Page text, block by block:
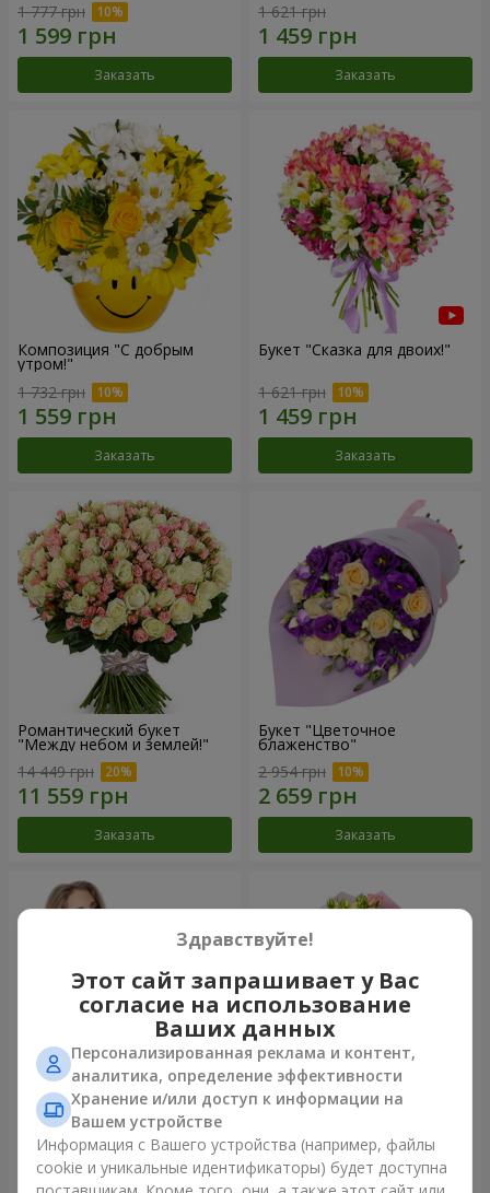
1 777 грн
Заказать
1 621 грн
Заказать
Композиция "С добрым
утром!"
1 732 грн
Заказать
Букет "Сказка для двоих!"
1 621 грн
Заказать
Романтический букет
"Между небом и землей!"
14 449 грн
Заказать
Букет "Цветочное
блаженство"
2 954 грн
Заказать
Букет "Королеве сердца"
2 954 грн
Микс "Планета роз" из 51
7 528 грн
Здравствуйте!
Этот сайт запрашивает у Вас
согласие на использование
Ваших данных
Персонализированная реклама и контент,
аналитика, определение эффективности
Хранение и/или доступ к информации на
Вашем устройстве
Информация с Вашего устройства (например, файлы
cookie и уникальные идентификаторы) будет доступна